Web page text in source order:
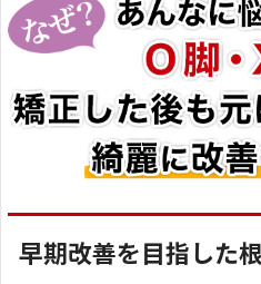
早期改善を目指した